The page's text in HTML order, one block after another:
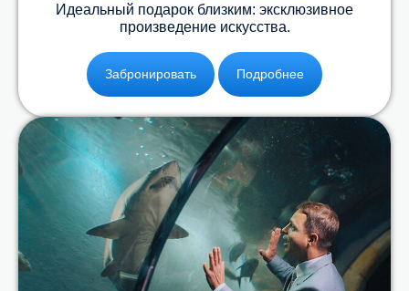
Идеальный подарок близким: эксклюзивное
произведение искусства.
Забронировать Подробнее